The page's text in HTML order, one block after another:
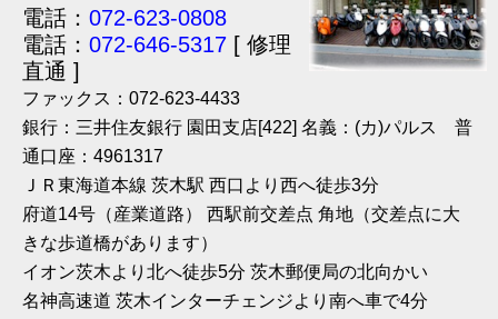
電話： 072-623-0808
電話： 072-646-5317 [ 修理
直通 ]
ファックス：072-623-4433
銀行：三井住友銀行 園田支店[422] 名義：(カ)パルス 普
通口座：4961317
ＪＲ東海道本線 茨木駅 西口より西へ徒歩3分
府道14号（産業道路） 西駅前交差点 角地（交差点に大
きな歩道橋があります）
イオン茨木より北へ徒歩5分 茨木郵便局の北向かい
名神高速道 茨木インターチェンジより南へ車で4分